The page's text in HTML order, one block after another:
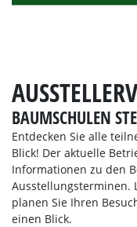
BAUMSCHULEN
Entdecken Sie alle
Blick! Der aktuelle
Informationen zu den
Ausstellungsterminen.
planen Sie Ihren
einen Blick.